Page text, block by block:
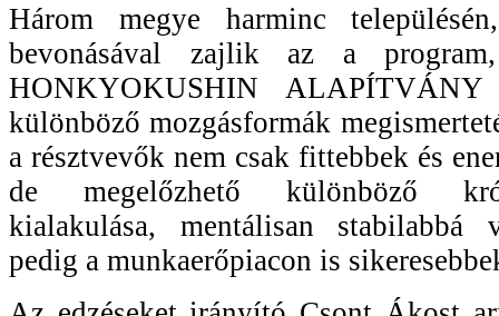
Három megye harminc
bevonásával zajlik az a
HONKYOKUSHIN
különböző mozgásformák
a résztvevők nem csak fittebbek és
de megelőzhető különböző
kialakulása, mentálisan stabilabbá
pedig a munkaerőpiacon is